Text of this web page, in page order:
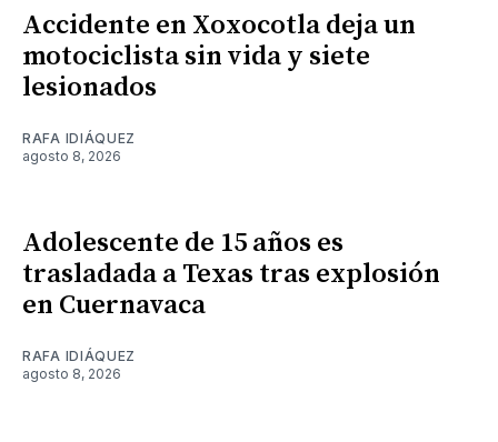
Accidente en Xoxocotla deja un
motociclista sin vida y siete
lesionados
RAFA IDIÁQUEZ
agosto 8, 2026
Adolescente de 15 años es
trasladada a Texas tras explosión
en Cuernavaca
RAFA IDIÁQUEZ
agosto 8, 2026